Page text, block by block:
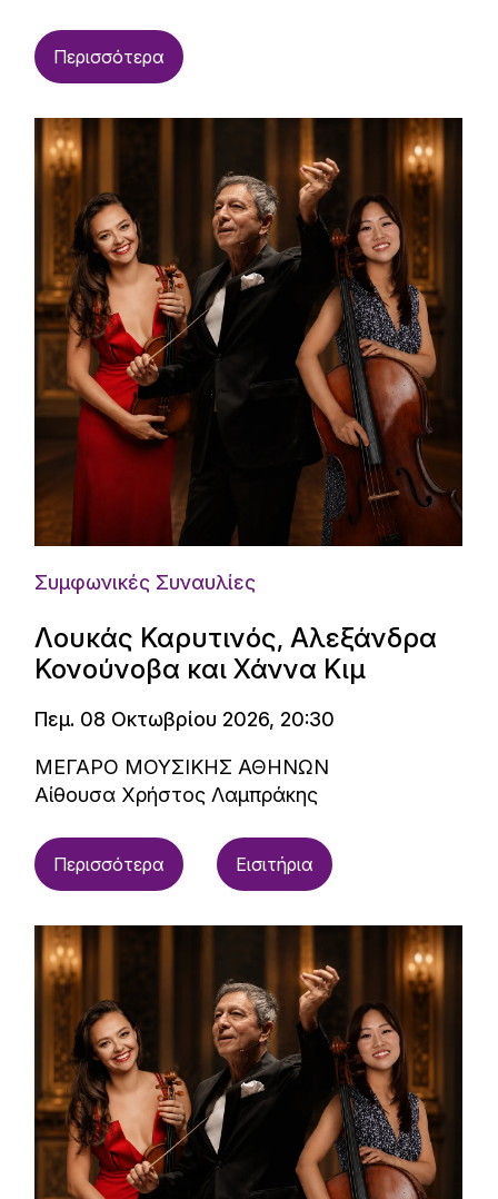
Περισσότερα
Συμφωνικές Συναυλίες
Λουκάς Καρυτινός, Αλεξάνδρα
Κονούνοβα και Χάννα Κιμ
Πεμ. 08 Οκτωβρίου 2026, 20:30
ΜΕΓΑΡΟ ΜΟΥΣΙΚΗΣ ΑΘΗΝΩΝ
Αίθουσα Χρήστος Λαμπράκης
Περισσότερα Εισιτήρια